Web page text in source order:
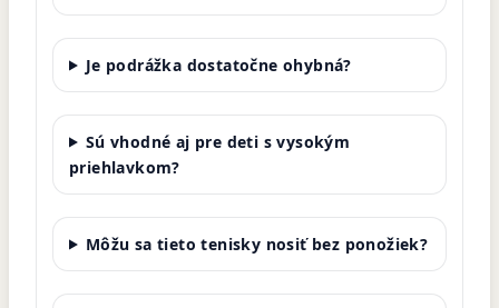
Je podrážka dostatočne ohybná?
Sú vhodné aj pre deti s vysokým
priehlavkom?
Môžu sa tieto tenisky nosiť bez ponožiek?